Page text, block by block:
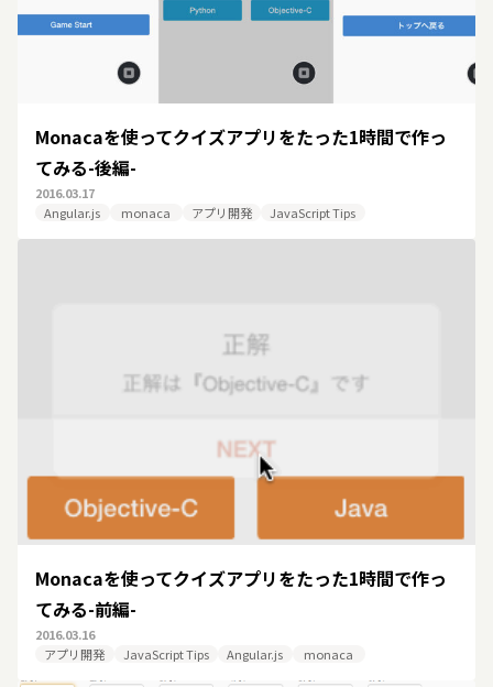
Monacaを使ってクイズアプリをたった1時間で作っ
てみる-後編-
2016.03.17
Angular.js
monaca アプリ開発 JavaScript Tips
Monacaを使ってクイズアプリをたった1時間で作っ
てみる-前編-
2016.03.16
アプリ開発
JavaScript Tips Angular.js monaca